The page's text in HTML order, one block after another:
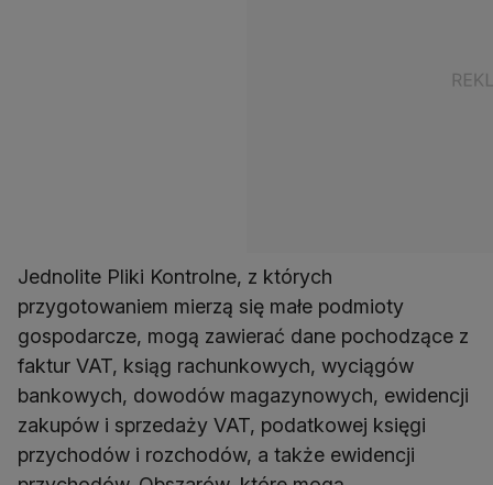
Jednolite Pliki Kontrolne, z których
przygotowaniem mierzą się małe podmioty
gospodarcze, mogą zawierać dane pochodzące z
faktur VAT, ksiąg rachunkowych, wyciągów
bankowych, dowodów magazynowych, ewidencji
zakupów i sprzedaży VAT, podatkowej księgi
przychodów i rozchodów, a także ewidencji